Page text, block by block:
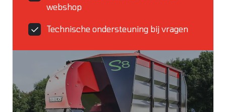
webshop
Technische ondersteuning bij vragen